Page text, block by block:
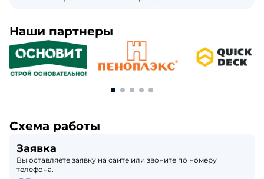
Наши партнеры
Схема работы
Заявка
Вы оставляете заявку на сайте или звоните по номеру
телефона.